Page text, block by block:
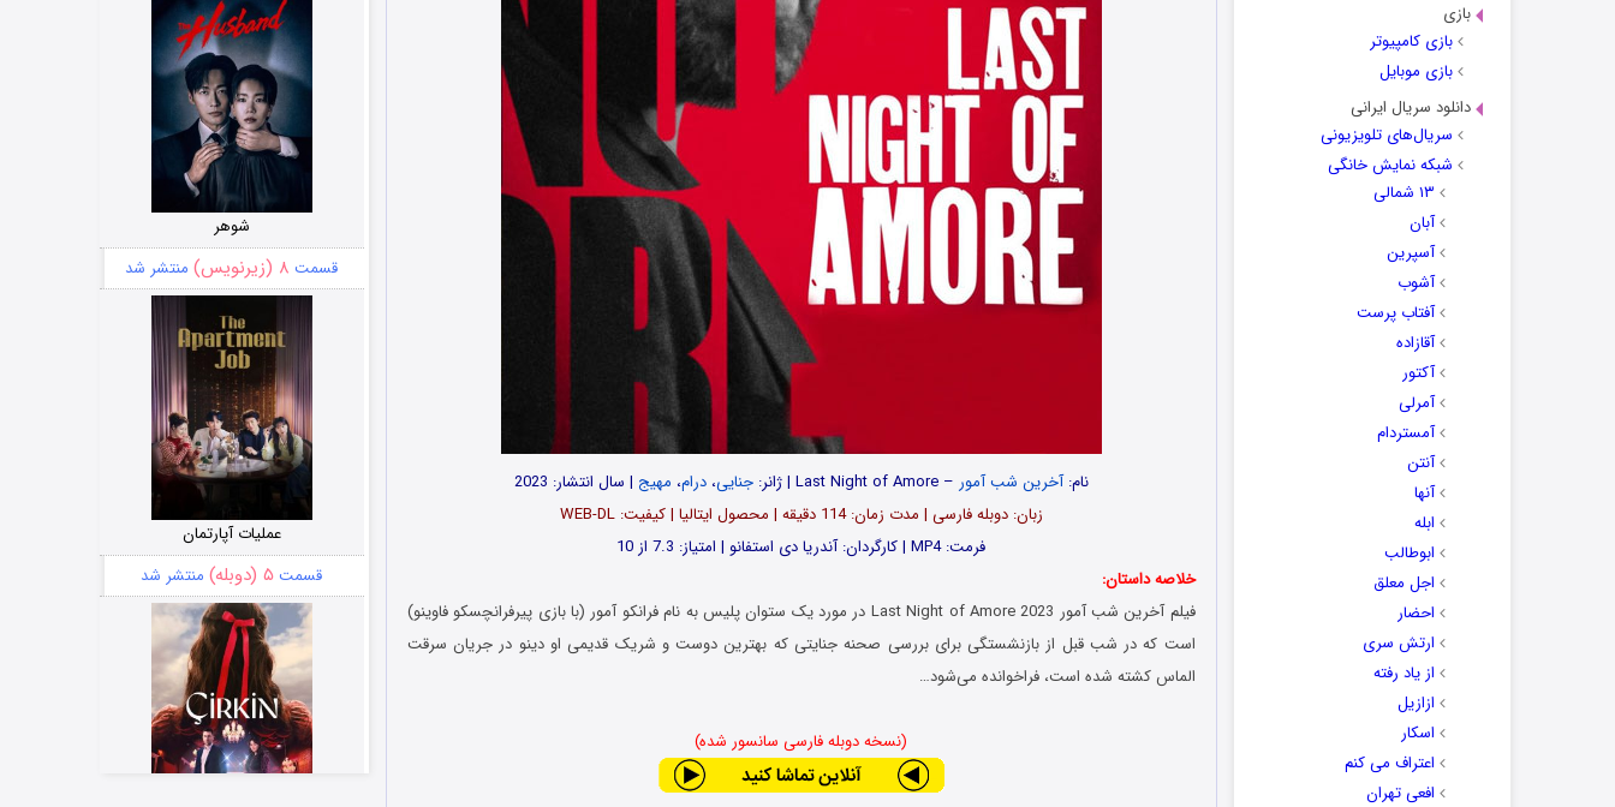
بازی
بازی کامپیوتر
بازی موبایل
دانلود سریال ایرانی
سریال‌های تلویزیونی
شبکه نمایش خانگی
۱۳ شمالی
آبان
آسپرین
آشوب
آفتاب پرست
آقازاده
آکتور
آمرلی
آمستردام
آنتن
آنها
ابله
ابوطالب
اجل معلق
احضار
ارتش سری
از یاد رفته
ازازیل
اسکار
اعتراف می کنم
افعی تهران
نام:آخرین شب آمور – Last Night of Amore | ژانر: جنایی،درام، مهیج | سال انتشار: 2023
زبان: دوبله فارسی | مدت زمان: 114 دقیقه | محصول ایتالیا | کیفیت: WEB-DL
فرمت: MP4 | کارگردان: آندریا دی استفانو | امتیاز: 7.3 از 10
خلاصه داستان:
فیلم آخرین شب آمور Last Night of Amore 2023 در مورد یک ستوان پلیس به نام فرانکو آمور (با بازی پیرفرانچسکو فاوینو)
است که در شب قبل از بازنشستگی برای بررسی صحنه جنایتی که بهترین دوست و شریک قدیمی او دینو در جریان سرقت
الماس کشته شده است، فراخوانده می‌شود…
(نسخه دوبله فارسی سانسور شده)
شوهر
قسمت ۸ (زیرنویس) منتشر شد
عملیات آپارتمان
قسمت ۵ (دوبله) منتشر شد